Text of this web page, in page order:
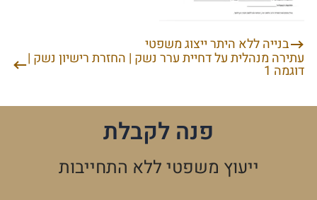
ניווטבנייה ללא היתר ייצוג משפטי
עתירה מנהלית על דחיית ערר נשק | החזרת רישיון נשק |
דוגמה 1
פנה לקבלת
ייעוץ משפטי ללא התחייבות